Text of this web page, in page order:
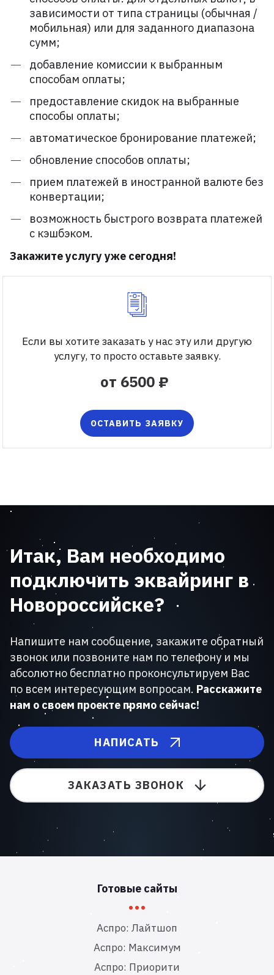
зависимости от типа страницы (обычная /
мобильная) или для заданного диапазона
сумм;
добавление комиссии к выбранным
способам оплаты;
предоставление скидок на выбранные
способы оплаты;
автоматическое бронирование платежей;
обновление способов оплаты;
прием платежей в иностранной валюте без
конвертации;
возможность быстрого возврата платежей
с кэшбэком.
Закажите услугу уже сегодня!
Если вы хотите заказать у нас эту или другую
услугу, то просто оставьте заявку.
от 6500 ₽
ОСТАВИТЬ ЗАЯВКУ
Итак, Вам необходимо
подключить эквайринг в
Новороссийске?
Напишите нам сообщение, закажите обратный
звонок или позвоните нам по телефону и мы
абсолютно бесплатно проконсультируем Вас
по всем интересующим вопросам. Расскажите
нам о своем проекте прямо сейчас!
НАПИСАТЬ
ЗАКАЗАТЬ ЗВОНОК
Готовые сайты
Аспро: Лайтшоп
Аспро: Максимум
Аспро: Приорити